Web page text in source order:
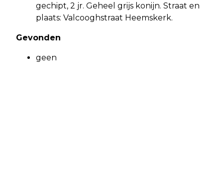
gechipt, 2 jr. Geheel grijs konijn. Straat en
plaats: Valcooghstraat Heemskerk.
Gevonden
geen